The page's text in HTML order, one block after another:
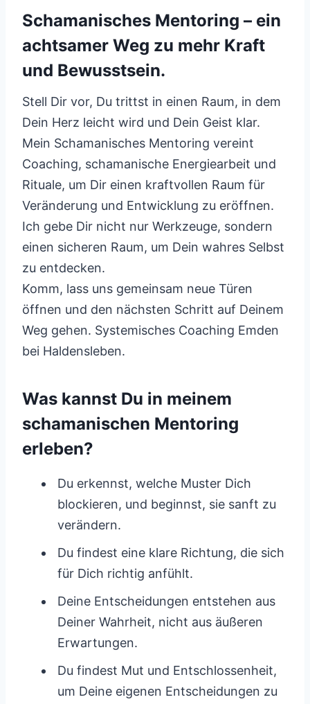
Schamanisches Mentoring – ein
achtsamer Weg zu mehr Kraft
und Bewusstsein.
Stell Dir vor, Du trittst in einen Raum, in dem
Dein Herz leicht wird und Dein Geist klar.
Mein Schamanisches Mentoring vereint
Coaching, schamanische Energiearbeit und
Rituale, um Dir einen kraftvollen Raum für
Veränderung und Entwicklung zu eröffnen.
Ich gebe Dir nicht nur Werkzeuge, sondern
einen sicheren Raum, um Dein wahres Selbst
zu entdecken.
Komm, lass uns gemeinsam neue Türen
öffnen und den nächsten Schritt auf Deinem
Weg gehen. Systemisches Coaching Emden
bei Haldensleben.
Was kannst Du in meinem
schamanischen Mentoring
erleben?
Du erkennst, welche Muster Dich
blockieren, und beginnst, sie sanft zu
verändern.
Du findest eine klare Richtung, die sich
für Dich richtig anfühlt.
Deine Entscheidungen entstehen aus
Deiner Wahrheit, nicht aus äußeren
Erwartungen.
Du findest Mut und Entschlossenheit,
um Deine eigenen Entscheidungen zu